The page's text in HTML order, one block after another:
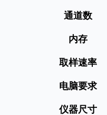
通道数
内存
取样速率
电脑要求
仪器尺寸